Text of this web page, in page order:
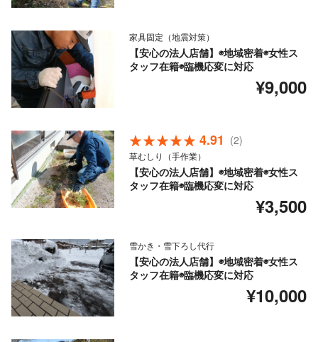
家具固定（地震対策）
【安心の法人店舗】◉地域密着◉女性ス
タッフ在籍◉臨機応変に対応
¥9,000
4.91 (2)
草むしり（手作業）
【安心の法人店舗】◉地域密着◉女性ス
タッフ在籍◉臨機応変に対応
¥3,500
雪かき・雪下ろし代行
【安心の法人店舗】◉地域密着◉女性ス
タッフ在籍◉臨機応変に対応
¥10,000